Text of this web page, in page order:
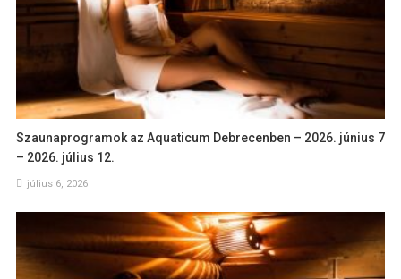
Szaunaprogramok az Aquaticum Debrecenben – 2026. június 7
– 2026. július 12.
július 6, 2026